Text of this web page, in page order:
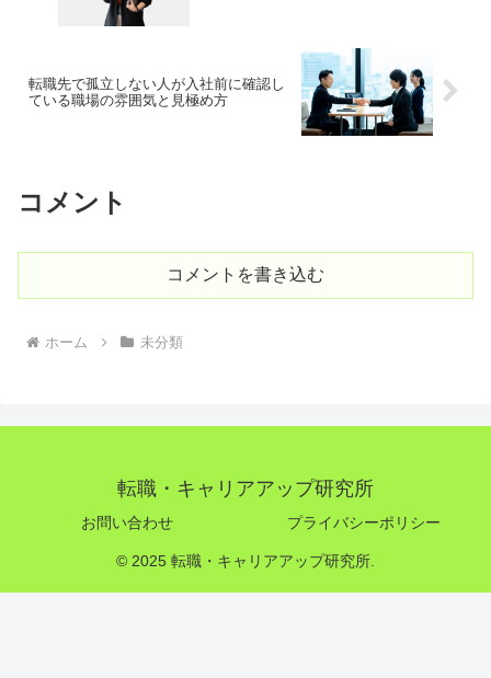
転職先で孤立しない人が入社前に確認し
ている職場の雰囲気と見極め方
コメント
コメントを書き込む
ホーム 未分類
転職・キャリアアップ研究所
お問い合わせ プライバシーポリシー
© 2025 転職・キャリアアップ研究所.